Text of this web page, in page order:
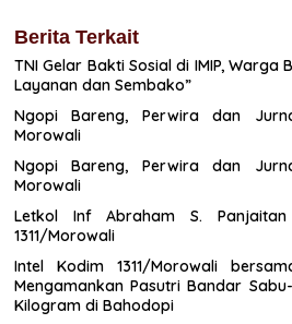
Berita Terkait
TNI Gelar Bakti Sosial di IMIP, Warga
Layanan dan Sembako”
Ngopi Bareng, Perwira dan
Morowali
Ngopi Bareng, Perwira dan
Morowali
Letkol Inf Abraham S.
1311/Morowali
Intel Kodim 1311/Morowali
Mengamankan Pasutri Bandar
Kilogram di Bahodopi